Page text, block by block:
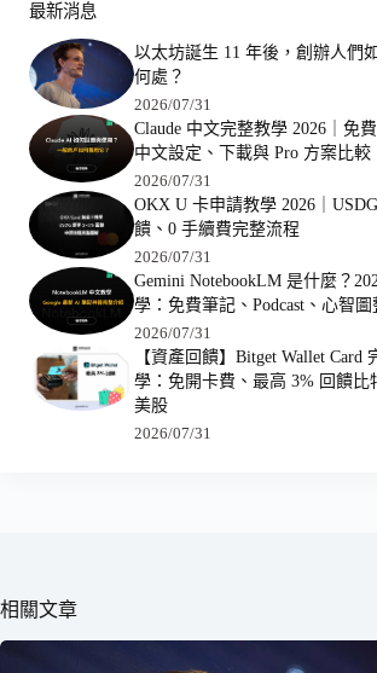
最新消息
以太坊誕生 11 年後，創辦人們
何處？
2026/07/31
Claude 中文完整教學 2026｜免
中文設定、下載與 Pro 方案比較
2026/07/31
OKX U 卡申請教學 2026｜
饋、0 手續費完整流程
2026/07/31
Gemini NotebookLM 是什麼？
學：免費筆記、Podcast、心智圖
2026/07/31
【資產回饋】Bitget Wallet Card
學：免開卡費、最高 3% 回饋比
美股
2026/07/31
相關文章